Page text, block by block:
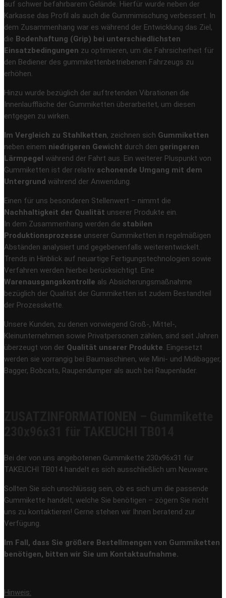
auf schwer befahrbarem Gelände. Hierfür wurde neben der
Karkasse das Profil als auch die Gummimischung verbessert. In
dem Zusammenhang war es während der Entwicklung das Ziel,
die Bodenhaftung (Grip) bei unterschiedlichsten
Einsatzbedingungen zu optimieren, um die Fahrsicherheit für
den Bediener des gummikettenbetriebenen Fahrzeugs zu
erhöhen.
Hinzu wurde bezüglich der auftretenden Vibrationen die
Innenlauffläche der Gummiketten überarbeitet, um diesen
entgegen zu wirken.
Im Vergleich zu Stahlketten, zeichnen sich Gummiketten
neben einem niedrigeren Gewicht durch den geringeren
Lärmpegel während der Fahrt aus. Ein weiterer Pluspunkt von
Gummiketten ist der relativ schonende Umgang mit dem
Untergrund während der Anwendung.
Einen für uns besonderen Stellenwert – nimmt die
Nachhaltigkeit der Qualität unserer Produkte ein.
In dem Zusammenhang werden die stabilen
Produktionsprozesse unserer Gummiketten in regelmäßigen
Abständen analysiert und gegebenenfalls weiterentwickelt.
Trends in Hinblick auf neuartige Fertigungstechnologien sowie
Verfahren werden hierbei berücksichtigt. Eine
Warenausgangskontrolle als Absicherungsmaßnahme
bezüglich der Qualität der Gummiketten ist zudem Bestandteil
der Prozesskette.
Unsere Kunden, zu denen vorwiegend Groß-, Mittel-,
Kleinunternehmen sowie Privatpersonen zählen, sind seit Jahren
überzeugt von der Qualität unserer Produkte. Eingesetzt
werden sie vorrangig bei Baumaschinen, wie Mini- und Midibagger,
Bagger, Bobcats, Raupendumper als auch bei Raupenlader.
Bei der von uns angebotenen Gummikette 230x96x31 für
TAKEUCHI TB014 handelt es sich ausschließlich um Neuware.
Sollten Sie sich unschlüssig sein, ob es sich um die passende
Gummikette handelt, welche Sie benötigen – zögern Sie nicht
uns zu kontaktieren! Gerne stehen wir Ihnen beratend zur
Verfügung.
Im Fall, dass Sie größere Bestellmengen von Gummiketten
benötigen, bitten wir Sie um Kontaktaufnahme.
Hinweis: